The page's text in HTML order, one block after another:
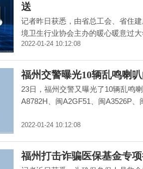
送
记者昨日获悉，由省总工会、省住
境卫生行业协会主办的暖心暖意过大
2022-01-24 10:12:08
福州交警曝光10辆乱鸣喇
23日，福州交警又曝光了10辆乱鸣
A8782H、闽A2GF51、闽A3526P、
2022-01-24 10:12:08
福州打击诈骗医保基金专